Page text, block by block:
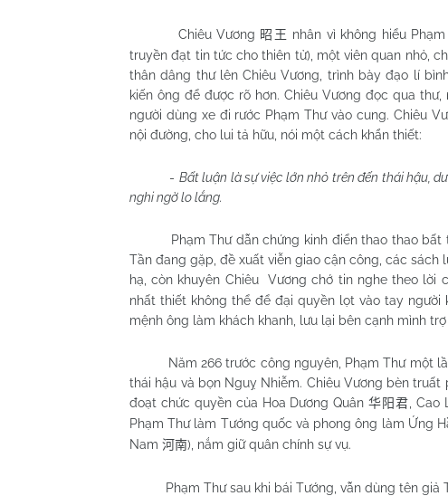
Chiêu Vương 昭王 nhân vì không hiểu
truyền đạt tin tức cho thiên tử), một viên quan nhỏ,
thân dâng thư lên Chiêu Vương, trình bày đạo lí
kiến ông để được rõ hơn. Chiêu Vương đọc qua
người dùng xe đi rước Phạm Thư vào cung. Chiêu
nội đường, cho lui tả hữu, nói một cách khẩn thiết:
- Bất luận là sự việc lớn nhỏ trên đến thái hậu,
nghi ngờ lo lắng.
Phạm Thư dẫn chứng kinh điển thao thao
Tần đang gặp, đề xuất viễn giao cận công, các
hạ, còn khuyên Chiêu
Vương chớ tin nghe theo lời
nhất thiết không thể để đại quyền lọt vào tay
mệnh ông làm khách khanh, lưu lại bên cạnh mình
Năm 266 trước công nguyên, Phạm Thư một
thái hậu và bọn Nguỵ Nhiễm. Chiêu Vương bèn
đoạt chức quyền của Hoa Dương Quân华阳君 ,
Phạm Thư làm Tướng quốc và phong ông làm Ứng
Nam 河南), nắm giữ quân chính sự vụ.
Phạm Thư sau khi bái Tướng, vẫn dùng tên